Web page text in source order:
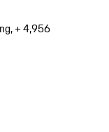
+ 4,956